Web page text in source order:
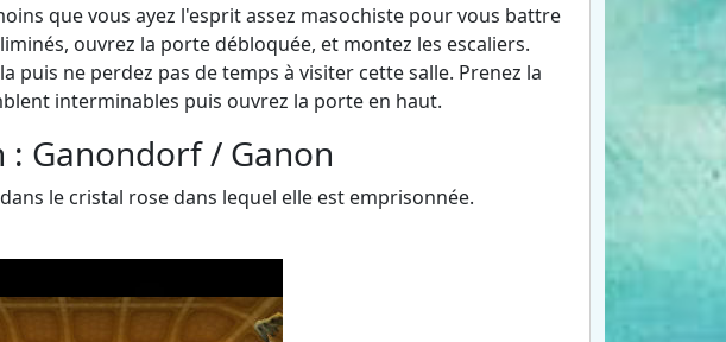
que vous ayez l'esprit assez masochiste pour vous battre
ouvrez la porte débloquée, et montez les escaliers.
puis ne perdez pas de temps à visiter cette salle. Prenez la
interminables puis ouvrez la porte en haut.
: Ganondorf / Ganon
le cristal rose dans lequel elle est emprisonnée.